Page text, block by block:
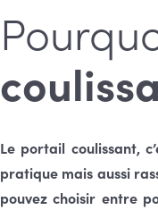
Le portail coulissant,
pratique mais aussi
pouvez choisir entre